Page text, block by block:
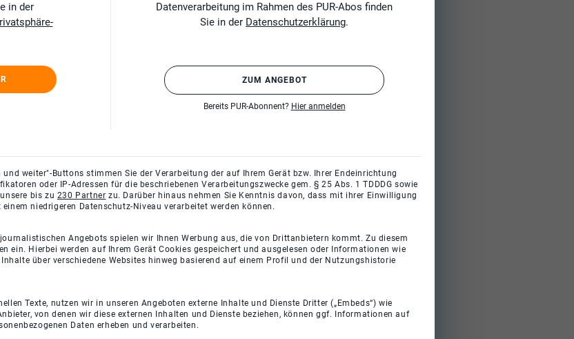
in der
Datenverarbeitung im Rahmen des PUR-Abos finden
Sie in der Datenschutzerklärung.
ZUM ANGEBOT
Bereits PUR-Abonnent? Hier anmelden
und weiter"-Buttons stimmen Sie der Verarbeitung der auf Ihrem Gerät bzw. Ihrer Endeinrichtung
oder IP-Adressen für die beschriebenen Verarbeitungszwecke gem. § 25 Abs. 1 TDDDG sowie
bis zu 230 Partner zu. Darüber hinaus nehmen Sie Kenntnis davon, dass mit ihrer Einwilligung
niedrigeren Datenschutz-Niveau verarbeitet werden können.
Angebots spielen wir Ihnen Werbung aus, die von Drittanbietern kommt. Zu diesem
ein. Hierbei werden auf Ihrem Gerät Cookies gespeichert und ausgelesen oder Informationen wie
über verschiedene Websites hinweg basierend auf einem Profil und der Nutzungshistorie
Texte, nutzen wir in unseren Angeboten externe Inhalte und Dienste Dritter („Embeds“) wie
von denen wir diese externen Inhalten und Dienste beziehen, können ggf. Informationen auf
Daten erheben und verarbeiten.